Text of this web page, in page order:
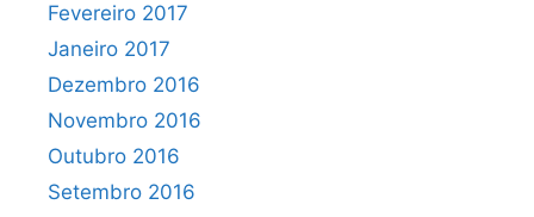
Fevereiro 2017
Janeiro 2017
Dezembro 2016
Novembro 2016
Outubro 2016
Setembro 2016